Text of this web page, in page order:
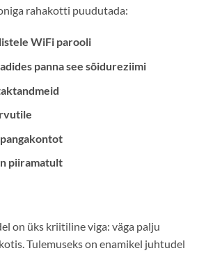
rahakotti puudutada:
WiFi parooli
panna see sõidureziimi
piiramatult
on üks kriitiline viga: väga palju
Tulemuseks on enamikel juhtudel